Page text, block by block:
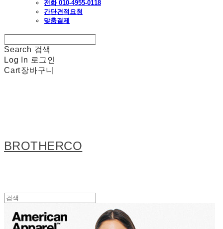
전화 010-4955-0118
간단견적요청
맞춤결제
Search 검색
Log In 로그인
Cart장바구니
BROTHERCO